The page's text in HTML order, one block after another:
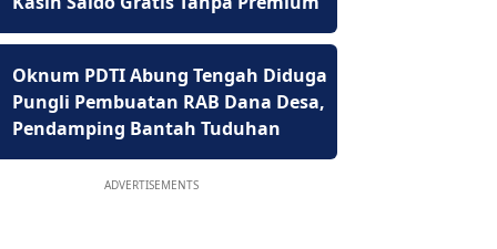
Oknum PDTI Abung Tengah Diduga
Pungli Pembuatan RAB Dana Desa,
Pendamping Bantah Tuduhan
ADVERTISEMENTS